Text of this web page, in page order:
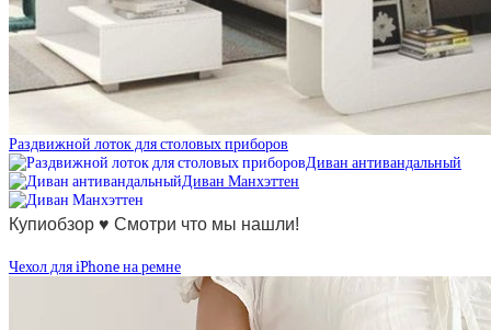
Раздвижной лоток для столовых приборов
Диван антивандальный
Диван Манхэттен
Купиобзор ♥ Смотри что мы нашли!
Чехол для iPhone на ремне